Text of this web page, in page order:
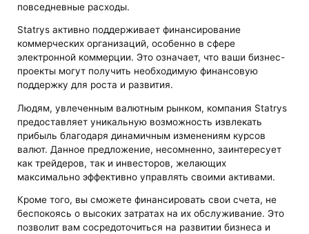
повседневные расходы.
Statrys активно поддерживает финансирование
коммерческих организаций, особенно в сфере
электронной коммерции. Это означает, что ваши бизнес-
проекты могут получить необходимую финансовую
поддержку для роста и развития.
Людям, увлеченным валютным рынком, компания Statrys
предоставляет уникальную возможность извлекать
прибыль благодаря динамичным изменениям курсов
валют. Данное предложение, несомненно, заинтересует
как трейдеров, так и инвесторов, желающих
максимально эффективно управлять своими активами.
Кроме того, вы сможете финансировать свои счета, не
беспокоясь о высоких затратах на их обслуживание. Это
позволит вам сосредоточиться на развитии бизнеса и